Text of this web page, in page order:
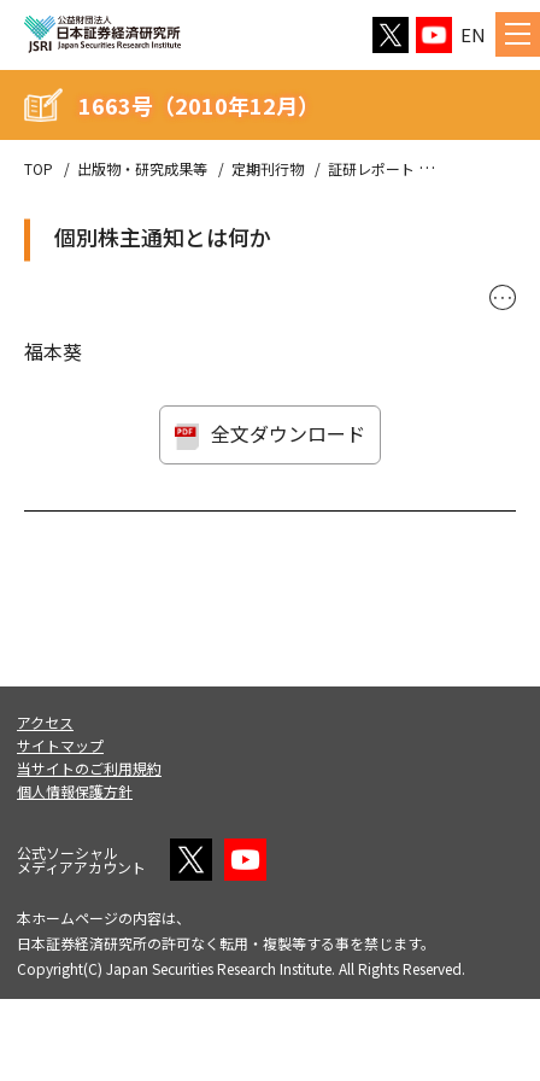
EN
TOP 出版物・研究成果等 定期刊行物 証研レポート
1663号（2010年12月）
個別株主通知とは何か
･･･
福本葵
全文ダウンロード
アクセス
サイトマップ
当サイトのご利用規約
個人情報保護方針
公式ソーシャル
メディアアカウント
本ホームページの内容は、
日本証券経済研究所の許可なく転用・複製等する事を禁じます。
Copyright(C) Japan Securities Research Institute. All Rights Reserved.